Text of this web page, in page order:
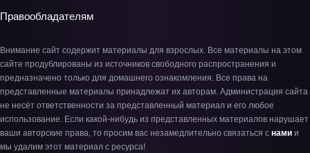
Правообладателям
Внимание сайт содержит материалы для взрослых. Все материалы на этом
сайте продублированы из источников свободного распространения и
предназначено только для домашнего ознакомления. Все права на
представленные материалы принадлежат их авторам. Администрация сайта
не несёт ответственности за представленный материал и его любое
использование. Если какой-нибудь из представленных материалов нарушает
ваши авторские права, то просим вас незамедлительно связаться с нами и
мы удалим этот материал с ресурса!